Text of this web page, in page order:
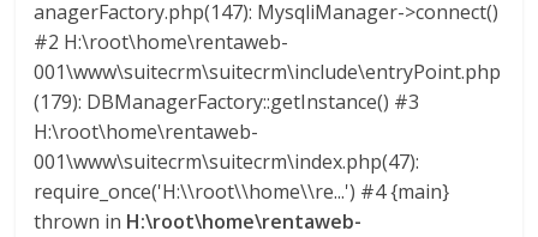
anagerFactory.php(147): MysqliManager->connect()
#2 H:\root\home\rentaweb-
001\www\suitecrm\suitecrm\include\entryPoint.php
(179): DBManagerFactory::getInstance() #3
H:\root\home\rentaweb-
001\www\suitecrm\suitecrm\index.php(47):
require_once('H:\\root\\home\\re...') #4 {main}
thrown in H:\root\home\rentaweb-